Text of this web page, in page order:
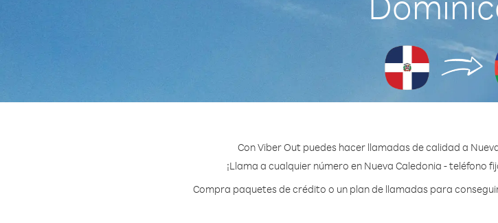
Con Viber Out puedes hacer llamadas de calidad a
¡Llama a cualquier número en Nueva Caledonia - teléfono
Compra paquetes de crédito o un plan de llamadas para